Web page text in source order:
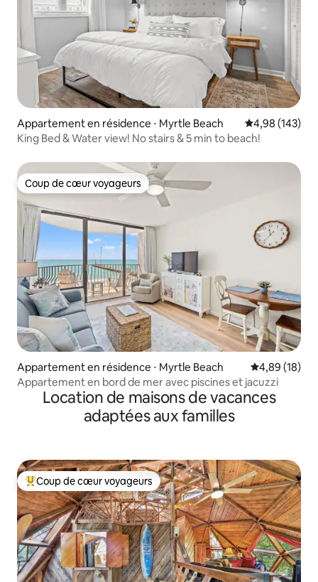
Appartement en résidence ⋅ Myrtle Beach Évaluation
4,98 (143)
King Bed & Water view! No stairs & 5 min to beach!
Coup de cœur voyageurs
Coup de cœur voyageurs
Appartement en résidence ⋅ Myrtle Beach Évaluation
4,89 (18)
Appartement en bord de mer avec piscines et jacuzzi
Location de maisons de vacances
adaptées aux familles
Coups de cœur voyageurs les plus appréciés
Coup de cœur voyageurs